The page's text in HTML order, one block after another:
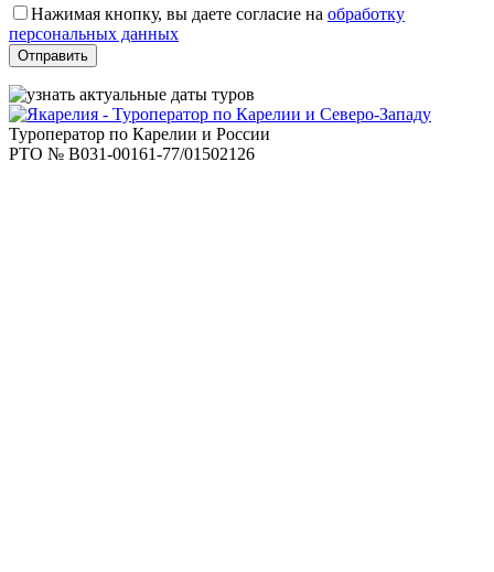
это
поле
пустым.
Нажимая кнопку, вы даете согласие на обработку
персональных данных
Туроператор по Карелии и России
РТО № В031-00161-77/01502126